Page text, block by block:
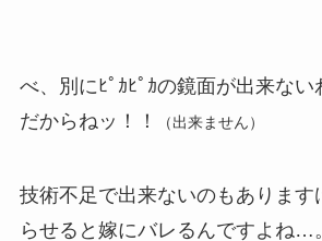
べ、別にﾋﾟｶﾋﾟｶの鏡面が出来な
だからねッ！！
（出来ません）
技術不足で出来ないのもあります
らせると嫁にバレるんですよね…。